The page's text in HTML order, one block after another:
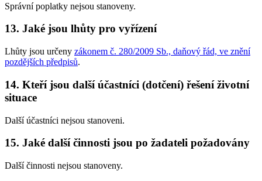
Správní poplatky nejsou stanoveny.
13. Jaké jsou lhůty pro vyřízení
Lhůty jsou určeny zákonem č. 280/2009 Sb., daňový řád, ve znění
pozdějších předpisů.
14. Kteří jsou další účastníci (dotčení) řešení životní
situace
Další účastníci nejsou stanoveni.
15. Jaké další činnosti jsou po žadateli požadovány
Další činnosti nejsou stanoveny.